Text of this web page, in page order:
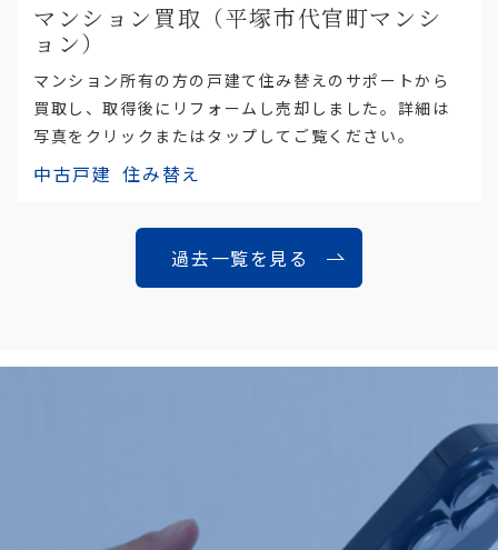
マンション買取（平塚市代官町マンシ
ョン）
マンション所有の方の戸建て住み替えのサポートから
買取し、取得後にリフォームし売却しました。詳細は
写真をクリックまたはタップしてご覧ください。
中古戸建 住み替え
過去一覧を見る